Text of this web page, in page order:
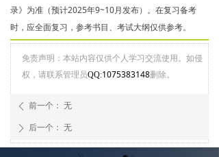
录》为准（预计2025年9~10月发布）。在复习备考
时，应全面复习，参考书目、考试大纲仅供参考。
免责声明：本站内容仅供个人学习交流使用。如侵
权，请联系管理员QQ:1075383148删除。
ꄴ 前一个： 无
ꄲ 后一个： 无